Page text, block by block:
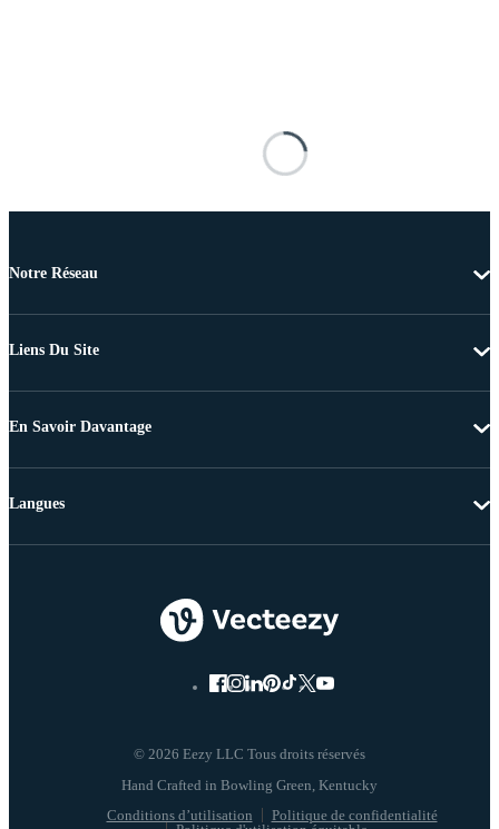
Notre Réseau
Liens Du Site
En Savoir Davantage
© 2026 Eezy LLC Tous droits réservés
Conditions d’utilisation
Politique de confidentialité
Langues